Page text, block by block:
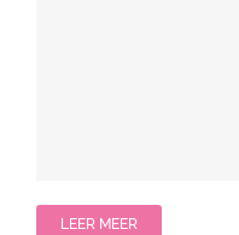
LEER MEER